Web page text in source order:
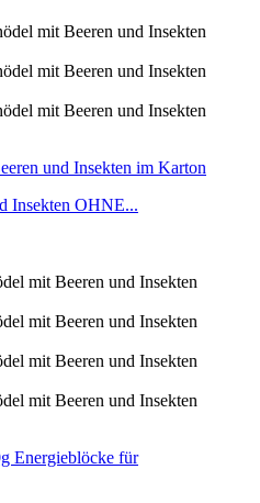
Insekten OHNE...